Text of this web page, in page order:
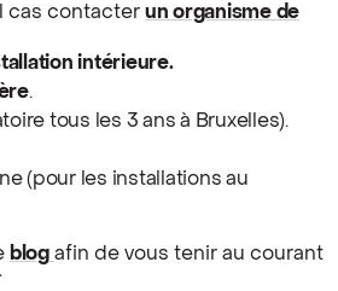
cas contacter un organisme de
intérieure.
.
tous les 3 ans à Bruxelles).
(pour les installations au
blog afin de vous tenir au courant